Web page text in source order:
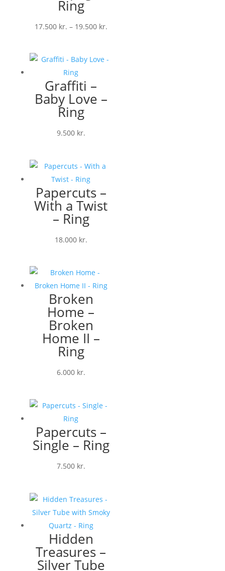
Ring
17.500 kr. – 19.500 kr.
Graffiti –
Baby Love –
Ring
9.500 kr.
Papercuts –
With a Twist
– Ring
18.000 kr.
Broken
Home –
Broken
Home II –
Ring
6.000 kr.
Papercuts –
Single – Ring
7.500 kr.
Hidden
Treasures –
Silver Tube